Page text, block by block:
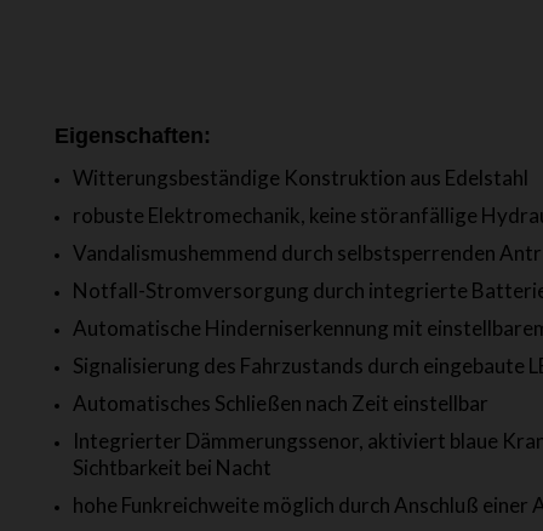
Eigenschaften:
Witterungsbeständige Konstruktion aus Edelstahl
robuste Elektromechanik, keine störanfällige
Vandalismushemmend durch selbstsperrenden
Notfall-Stromversorgung durch integrierte
Automatische Hinderniserkennung mit
Signalisierung des Fahrzustands durch eingebaute
Automatisches Schließen nach Zeit einstellbar
Integrierter Dämmerungssenor, aktiviert blaue
Sichtbarkeit bei Nacht
hohe Funkreichweite möglich durch Anschluß einer